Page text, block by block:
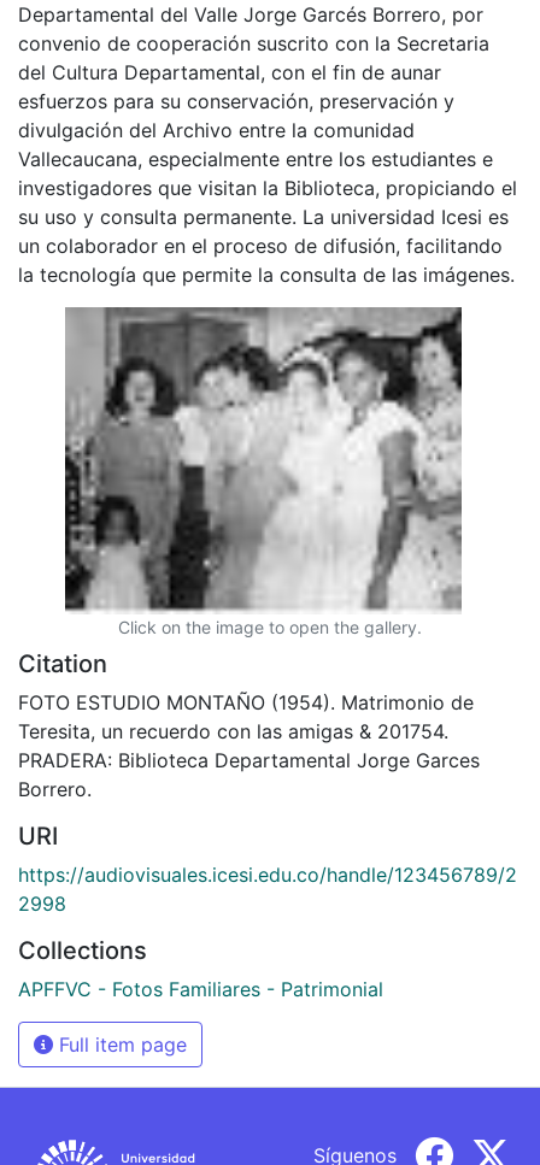
Departamental del Valle Jorge Garcés Borrero, por
convenio de cooperación suscrito con la Secretaria
del Cultura Departamental, con el fin de aunar
esfuerzos para su conservación, preservación y
divulgación del Archivo entre la comunidad
Vallecaucana, especialmente entre los estudiantes e
investigadores que visitan la Biblioteca, propiciando el
su uso y consulta permanente. La universidad Icesi es
un colaborador en el proceso de difusión, facilitando
la tecnología que permite la consulta de las imágenes.
Click on the image to open the gallery.
Citation
FOTO ESTUDIO MONTAÑO (1954). Matrimonio de
Teresita, un recuerdo con las amigas & 201754.
PRADERA: Biblioteca Departamental Jorge Garces
Borrero.
URI
https://audiovisuales.icesi.edu.co/handle/123456789/2
2998
Collections
APFFVC - Fotos Familiares - Patrimonial
Full item page
Síguenos